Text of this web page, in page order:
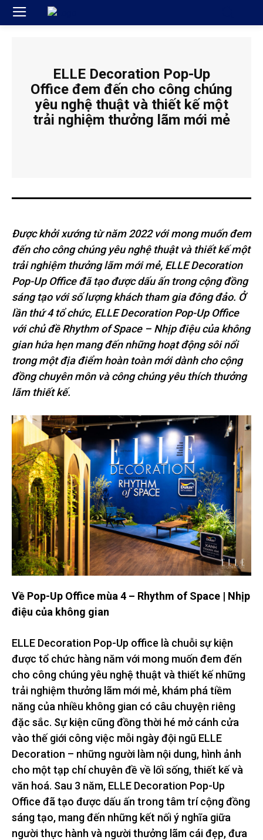
ELLE Decoration Pop-Up
Office đem đến cho công chúng
yêu nghệ thuật và thiết kế một
trải nghiệm thưởng lãm mới mẻ
Được khởi xướng từ năm 2022 với mong muốn đem
đến cho công chúng yêu nghệ thuật và thiết kế một
trải nghiệm thưởng lãm mới mẻ, ELLE Decoration
Pop-Up Office đã tạo được dấu ấn trong cộng đồng
sáng tạo với số lượng khách tham gia đông đảo. Ở
lần thứ 4 tổ chức, ELLE Decoration Pop-Up Office
với chủ đề Rhythm of Space – Nhịp điệu của không
gian hứa hẹn mang đến những hoạt động sôi nổi
trong một địa điểm hoàn toàn mới dành cho cộng
đồng chuyên môn và công chúng yêu thích thưởng
lãm thiết kế.
Về Pop-Up Office mùa 4 – Rhythm of Space | Nhịp
điệu của không gian
ELLE Decoration Pop-Up office là chuỗi sự kiện
được tổ chức hàng năm với mong muốn đem đến
cho công chúng yêu nghệ thuật và thiết kế những
trải nghiệm thưởng lãm mới mẻ, khám phá tiềm
năng của nhiều không gian có câu chuyện riêng
đặc sắc. Sự kiện cũng đồng thời hé mở cánh cửa
vào thế giới công việc mỗi ngày đội ngũ ELLE
Decoration – những người làm nội dung, hình ảnh
cho một tạp chí chuyên đề về lối sống, thiết kế và
văn hoá. Sau 3 năm, ELLE Decoration Pop-Up
Office đã tạo được dấu ấn trong tâm trí cộng đồng
sáng tạo, mang đến những kết nối ý nghĩa giữa
người thực hành và người thưởng lãm cái đẹp, đưa